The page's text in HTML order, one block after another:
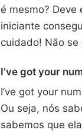
é mesmo?
iniciante
cuidado! Não se
I’ve got your
I’ve got your
Ou seja, nós
sabemos que